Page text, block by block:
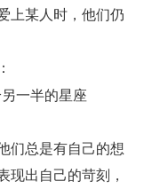
曲 爱情图片
生
问题 脾气
上某人时，他们仍
总是有自己的想
现出自己的苛刻，